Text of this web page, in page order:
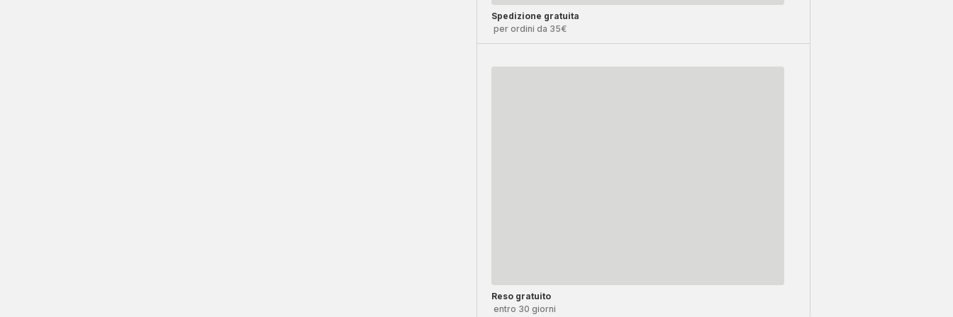
Spedizione gratuita
per ordini da 35€
Reso gratuito
entro 30 giorni